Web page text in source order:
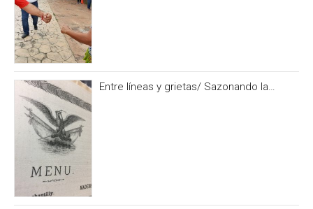
Entre líneas y grietas/ Sazonando la